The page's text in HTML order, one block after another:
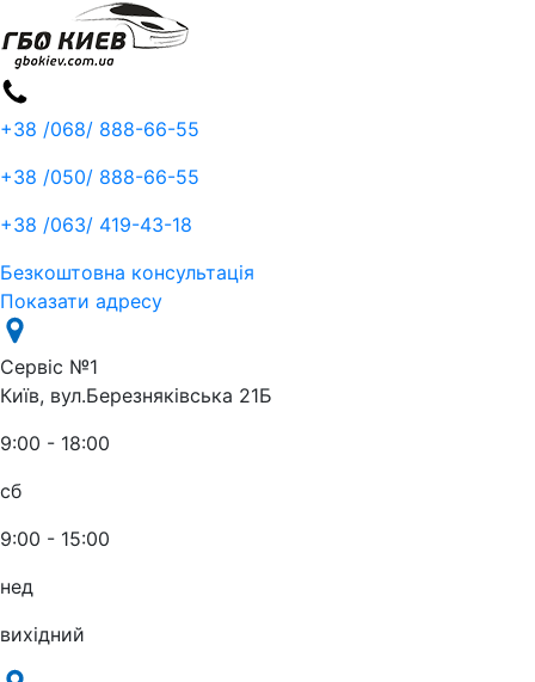
+38 /068/ 888-66-55
+38 /050/ 888-66-55
+38 /063/ 419-43-18
Безкоштовна консультація
Показати адресу
Сервіс №1
Київ, вул.Березняківська 21Б
9:00 - 18:00
сб
9:00 - 15:00
нед
вихідний